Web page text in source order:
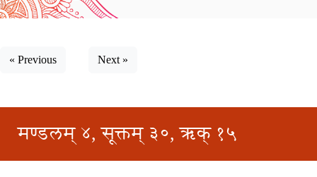
« Previous Next »
मण्डलम् ४, सूक्तम् ३०, ऋक् १५